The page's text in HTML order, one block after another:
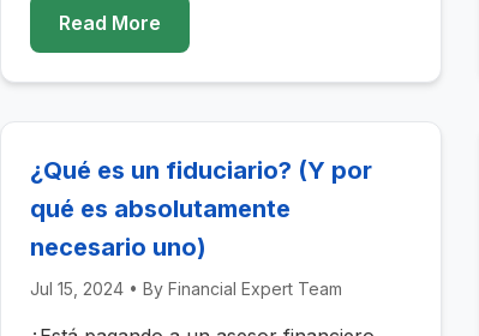
Read More
¿Qué es un fiduciario? (Y por
qué es absolutamente
necesario uno)
Jul 15, 2024 • By Financial Expert Team